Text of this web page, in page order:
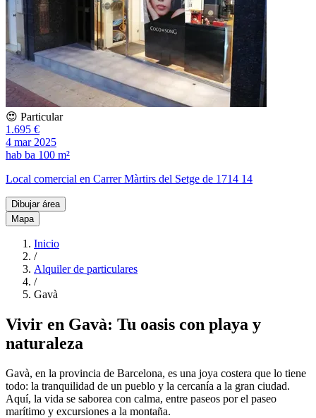
😍 Particular
1.695 €
4 mar 2025
hab ba 100 m²
Local comercial en Carrer Màrtirs del Setge de 1714 14
Dibujar área
Mapa
Inicio
/
Alquiler de particulares
/
Gavà
Vivir en Gavà: Tu oasis con playa y
naturaleza
Gavà, en la provincia de Barcelona, es una joya costera que lo tiene
todo: la tranquilidad de un pueblo y la cercanía a la gran ciudad.
Aquí, la vida se saborea con calma, entre paseos por el paseo
marítimo y excursiones a la montaña.